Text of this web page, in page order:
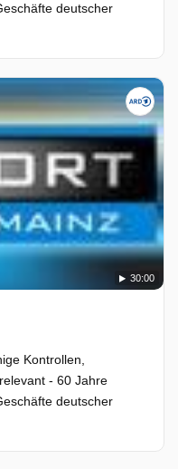
deutscher
30:00
Kontrollen,
- 60 Jahre
deutscher